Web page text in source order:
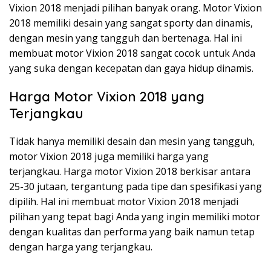
Vixion 2018 menjadi pilihan banyak orang. Motor Vixion
2018 memiliki desain yang sangat sporty dan dinamis,
dengan mesin yang tangguh dan bertenaga. Hal ini
membuat motor Vixion 2018 sangat cocok untuk Anda
yang suka dengan kecepatan dan gaya hidup dinamis.
Harga Motor Vixion 2018 yang
Terjangkau
Tidak hanya memiliki desain dan mesin yang tangguh,
motor Vixion 2018 juga memiliki harga yang
terjangkau. Harga motor Vixion 2018 berkisar antara
25-30 jutaan, tergantung pada tipe dan spesifikasi yang
dipilih. Hal ini membuat motor Vixion 2018 menjadi
pilihan yang tepat bagi Anda yang ingin memiliki motor
dengan kualitas dan performa yang baik namun tetap
dengan harga yang terjangkau.